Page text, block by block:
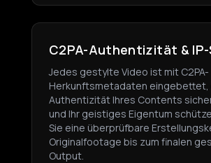
C2PA-Authentizität &
Jedes gestylte Video ist mit C2PA-
Herkunftsmetadaten eingebettet,
Authentizität Ihres Contents
und Ihr geistiges Eigentum
Sie eine überprüfbare
Originalfootage bis zum finalen
Output.